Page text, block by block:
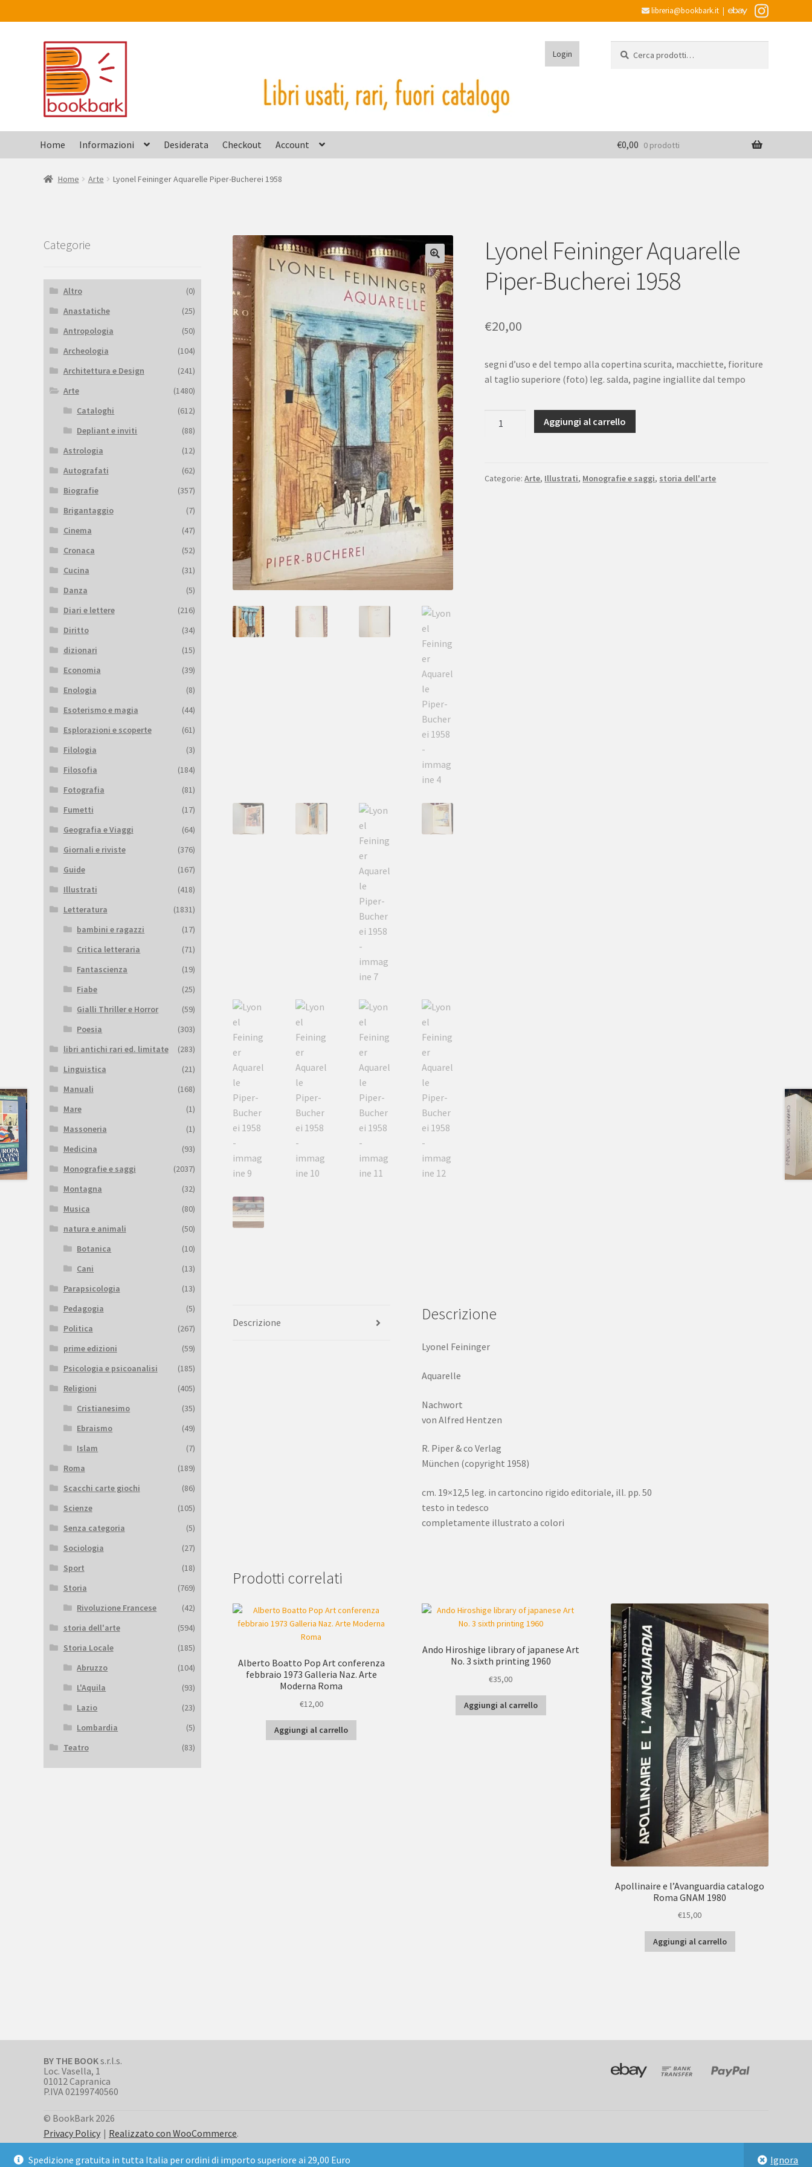
Spedizione gratuita in tutta Italia per ordini di importo superiore ai 29,00 Euro Ignora
libreria@bookbark.it|
Vai
alla
navigazione
Vai
al
contenuto
Login
Home Informazioni Desiderata Checkout Account €0,00 0 prodotti
Home Arte Lyonel Feininger Aquarelle Piper-Bucherei 1958
Lyonel Feininger Aquarelle
Piper-Bucherei 1958
€20,00
segni d’uso e del tempo alla copertina scurita, macchiette, fioriture
al taglio superiore (foto) leg. salda, pagine ingiallite dal tempo
Bucherei
Aggiungi al carrello
Categorie:Arte, Illustrati, Monografie e saggi, storia dell'arte
Descrizione Descrizione
Lyonel Feininger
Aquarelle
Nachwort
von Alfred Hentzen
R. Piper & co Verlag
München (copyright 1958)
cm. 19×12,5 leg. in cartoncino rigido editoriale, ill. pp. 50
testo in tedesco
completamente illustrato a colori
Prodotti correlati
Alberto Boatto Pop Art conferenza
febbraio 1973 Galleria Naz. Arte
Moderna Roma
€12,00
Aggiungi al carrello
Ando Hiroshige library of japanese Art
No. 3 sixth printing 1960
€35,00
Aggiungi al carrello
Apollinaire e l’Avanguardia catalogo
Roma GNAM 1980
€15,00
Aggiungi al carrello
Categorie
Altro
(0)
Anastatiche
(25)
Antropologia
(50)
Archeologia
(104)
Architettura e Design
(241)
Arte
(1480)
Cataloghi
(612)
Depliant e inviti
(88)
Astrologia
(12)
Autografati
(62)
Biografie
(357)
Brigantaggio
(7)
Cinema
(47)
Cronaca
(52)
Cucina
(31)
Danza
(5)
Diari e lettere
(216)
Diritto
(34)
dizionari
(15)
Economia
(39)
Enologia
(8)
Esoterismo e magia
(44)
Esplorazioni e scoperte
(61)
Filologia
(3)
Filosofia
(184)
Fotografia
(81)
Fumetti
(17)
Geografia e Viaggi
(64)
Giornali e riviste
(376)
Guide
(167)
Illustrati
(418)
Letteratura
(1831)
bambini e ragazzi
(17)
Critica letteraria
(71)
Fantascienza
(19)
Fiabe
(25)
Gialli Thriller e Horror
(59)
Poesia
(303)
libri antichi rari ed. limitate
(283)
Linguistica
(21)
Manuali
(168)
Mare
(1)
Massoneria
(1)
Medicina
(93)
Monografie e saggi
(2037)
Montagna
(32)
Musica
(80)
natura e animali
(50)
Botanica
(10)
Cani
(13)
Parapsicologia
(13)
Pedagogia
(5)
Politica
(267)
prime edizioni
(59)
Psicologia e psicoanalisi
(185)
Religioni
(405)
Cristianesimo
(35)
Ebraismo
(49)
Islam
(7)
Roma
(189)
Scacchi carte giochi
(86)
Scienze
(105)
Senza categoria
(5)
Sociologia
(27)
Sport
(18)
Storia
(769)
Rivoluzione Francese
(42)
storia dell'arte
(594)
Storia Locale
(185)
Abruzzo
(104)
L'Aquila
(93)
Lazio
(23)
Lombardia
(5)
Teatro
(83)
BY THE BOOKs.r.l.s.
Loc. Vasella, 1
01012 Capranica
P.IVA 02199740560
© BookBark 2026
Privacy Policy
Realizzato con WooCommerce.